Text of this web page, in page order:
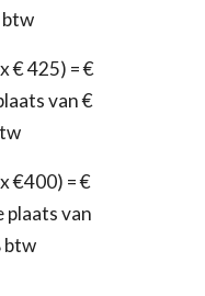
btw
€ 425) = €
van €
€400) = €
plaats van
btw